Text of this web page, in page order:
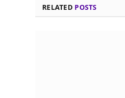
RELATED POSTS